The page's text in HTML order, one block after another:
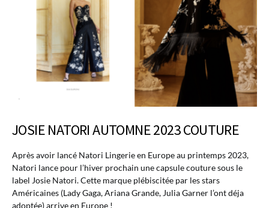
JOSIE NATORI AUTOMNE 2023 COUTURE
Après avoir lancé Natori Lingerie en Europe au printemps 2023,
Natori lance pour l’hiver prochain une capsule couture sous le
label Josie Natori. Cette marque plébiscitée par les stars
Américaines (Lady Gaga, Ariana Grande, Julia Garner l’ont déja
adoptée) arrive en Europe !